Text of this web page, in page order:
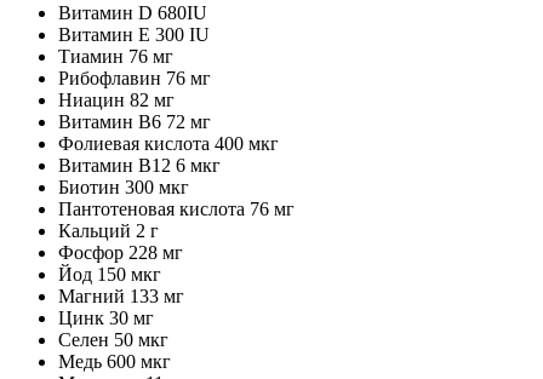
Витамин D 680IU
Витамин Е 300 IU
Тиамин 76 мг
Рибофлавин 76 мг
Ниацин 82 мг
Витамин В6 72 мг
Фолиевая кислота 400 мкг
Витамин В12 6 мкг
Биотин 300 мкг
Пантотеновая кислота 76 мг
Кальций 2 г
Фосфор 228 мг
Йод 150 мкг
Магний 133 мг
Цинк 30 мг
Селен 50 мкг
Медь 600 мкг